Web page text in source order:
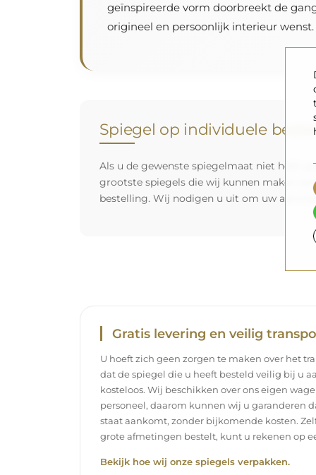
geïnspireerde vorm doorbreekt de
origineel en persoonlijk interieur wenst.
Spiegel op individuele
Als u de gewenste spiegelmaat niet hebt
grootste spiegels die wij kunnen maken
bestelling. Wij nodigen u uit om uw
Gratis levering en veilig
U hoeft zich geen zorgen te maken over het
dat de spiegel die u heeft besteld veilig bij u
kosteloos. Wij beschikken over ons eigen
personeel, daarom kunnen wij u garanderen
staat aankomt, zonder bijkomende kosten.
grote afmetingen bestelt, kunt u rekenen op
Bekijk hoe wij onze spiegels verpakken.